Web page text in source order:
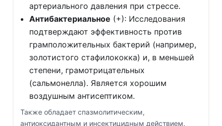
артериального давления при стрессе.
Антибактериальное (+): Исследования
подтверждают эффективность против
грамположительных бактерий (например,
золотистого стафилококка) и, в меньшей
степени, грамотрицательных
(сальмонелла). Является хорошим
воздушным антисептиком.
Также обладает спазмолитическим,
антиоксидантным и инсектицидным действием.